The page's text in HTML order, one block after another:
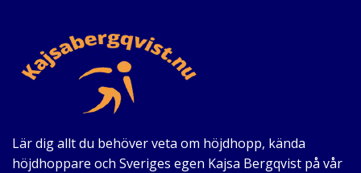
Lär dig allt du behöver veta om höjdhopp, kända
höjdhoppare och Sveriges egen Kajsa Bergqvist på vår